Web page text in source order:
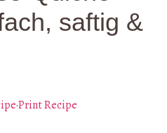
saftig &
·Print Recipe